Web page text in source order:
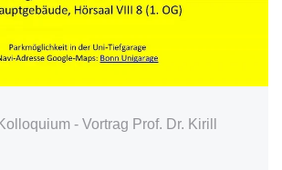
- Vortrag Prof. Dr. Kirill